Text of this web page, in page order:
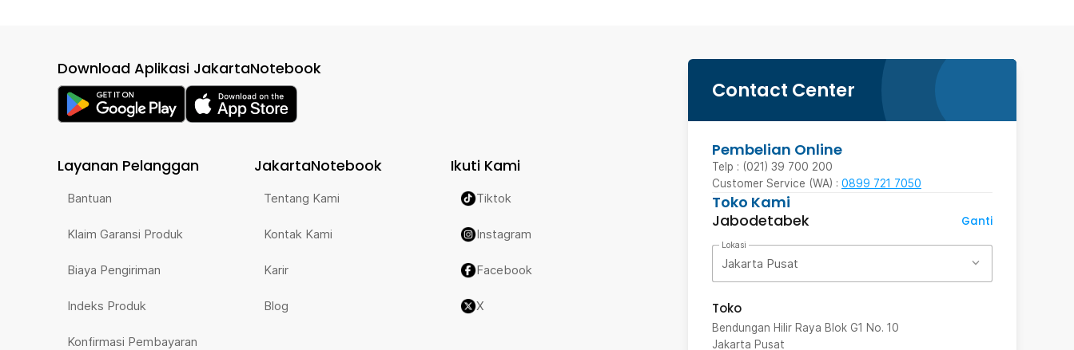
Contact Center
Pembelian Online
Telp : (021) 39 700 200
Customer Service (WA) : 0899 721 7050
Toko Kami
Jabodetabek
Ganti
Lokasi
Jakarta Pusat
Toko
Bendungan Hilir Raya Blok G1 No. 10
Jakarta Pusat
Download Aplikasi JakartaNotebook
Layanan Pelanggan
Bantuan
Klaim Garansi Produk
Biaya Pengiriman
Indeks Produk
Konfirmasi Pembayaran
JakartaNotebook
Tentang Kami
Kontak Kami
Karir
Blog
Ikuti Kami
Tiktok
Instagram
Facebook
X